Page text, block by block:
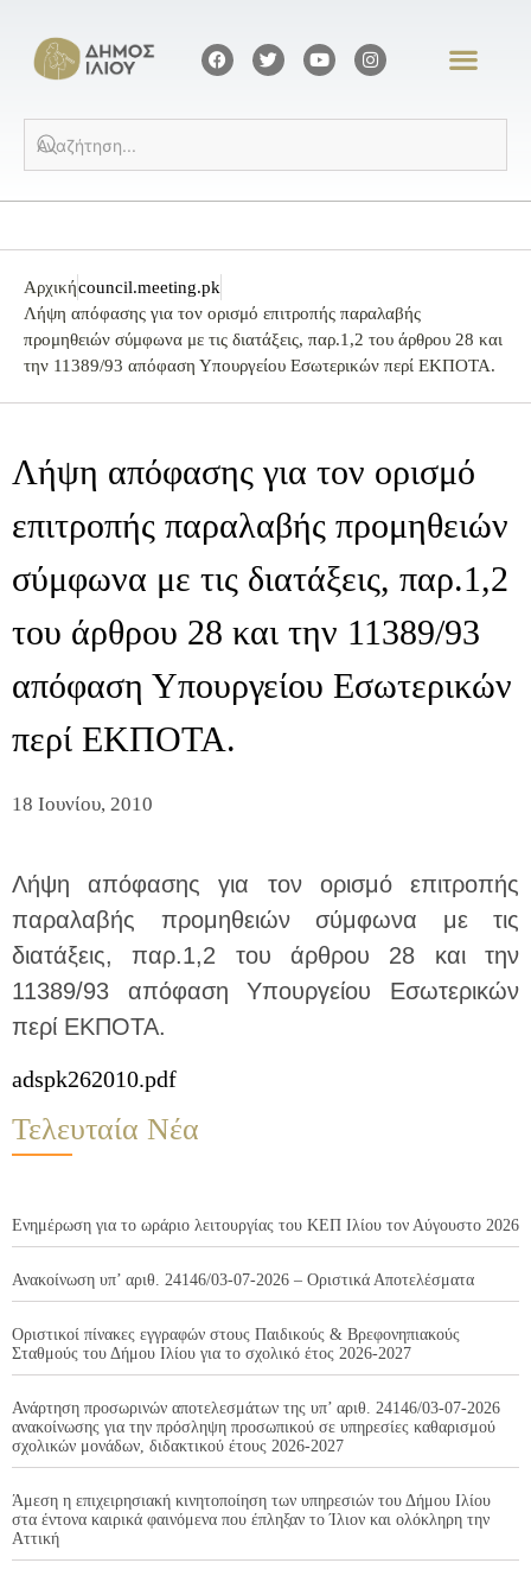
Αρχικήcouncil.meeting.pk
Λήψη απόφασης για τον ορισμό επιτροπής παραλαβής
προμηθειών σύμφωνα με τις διατάξεις, παρ.1,2 του άρθρου 28 και
την 11389/93 απόφαση Υπουργείου Εσωτερικών περί ΕΚΠΟΤΑ.
Λήψη απόφασης για τον ορισμό
επιτροπής παραλαβής προμηθειών
σύμφωνα με τις διατάξεις, παρ.1,2
του άρθρου 28 και την 11389/93
απόφαση Υπουργείου Εσωτερικών
περί ΕΚΠΟΤΑ.
18 Ιουνίου, 2010
Λήψη απόφασης για τον ορισμό επιτροπής
παραλαβής προμηθειών σύμφωνα με τις
διατάξεις, παρ.1,2 του άρθρου 28 και την
11389/93 απόφαση Υπουργείου Εσωτερικών
περί ΕΚΠΟΤΑ.
adspk262010.pdf
Τελευταία Νέα
Ενημέρωση για το ωράριο λειτουργίας του ΚΕΠ Ιλίου τον Αύγουστο 2026
Ανακοίνωση υπ’ αριθ. 24146/03-07-2026 – Οριστικά Αποτελέσματα
Οριστικοί πίνακες εγγραφών στους Παιδικούς & Βρεφονηπιακούς
Σταθμούς του Δήμου Ιλίου για το σχολικό έτος 2026-2027
Ανάρτηση προσωρινών αποτελεσμάτων της υπ’ αριθ. 24146/03-07-2026
ανακοίνωσης για την πρόσληψη προσωπικού σε υπηρεσίες καθαρισμού
σχολικών μονάδων, διδακτικού έτους 2026-2027
Άμεση η επιχειρησιακή κινητοποίηση των υπηρεσιών του Δήμου Ιλίου
στα έντονα καιρικά φαινόμενα που έπληξαν το Ίλιον και ολόκληρη την
Αττική